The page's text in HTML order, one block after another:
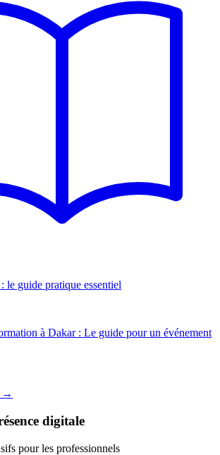
le guide pratique essentiel
à Dakar : Le guide pour un événement
→
digitale
pour les professionnels